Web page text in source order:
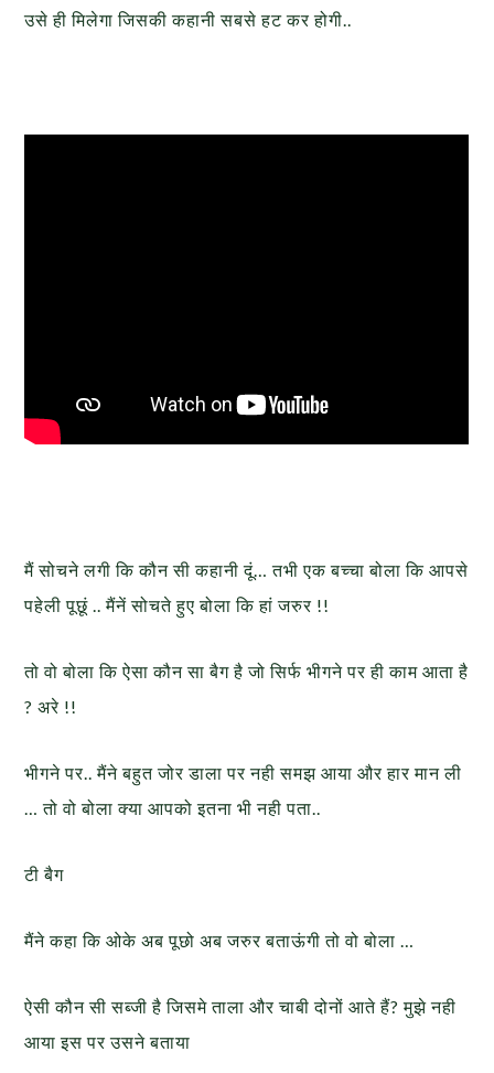
उसे ही मिलेगा जिसकी कहानी सबसे हट कर होगी..
मैं सोचने लगी कि कौन सी कहानी दूं… तभी एक बच्चा बोला कि आपसे
पहेली पूछूं .. मैंनें सोचते हुए बोला कि हां जरुर !!
तो वो बोला कि ऐसा कौन सा बैग है जो सिर्फ भीगने पर ही काम आता है
? अरे !!
भीगने पर.. मैंने बहुत जोर डाला पर नही समझ आया और हार मान ली
… तो वो बोला क्या आपको इतना भी नही पता..
टी बैग
मैंने कहा कि ओके अब पूछो अब जरुर बताऊंगी तो वो बोला …
ऐसी कौन सी सब्जी है जिसमे ताला और चाबी दोनों आते हैं? मुझे नही
आया इस पर उसने बताया